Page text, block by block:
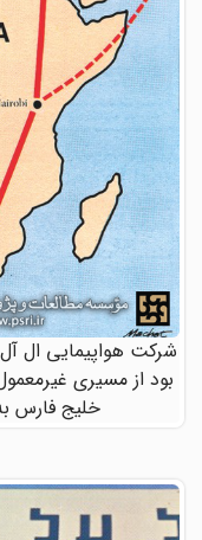
شرکت هواپیمایی ال
بود از مسیری
خلیج فارس